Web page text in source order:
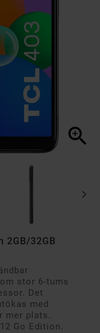


2GB/32GB
stor 6-tums
Det
med
mer plats.
Go Edition.